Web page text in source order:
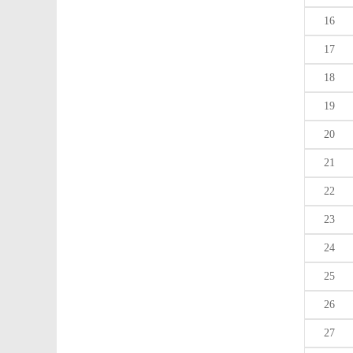
16
17
18
19
20
21
22
23
24
25
26
27